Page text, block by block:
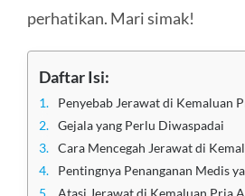
perhatikan. Mari simak!
Daftar Isi:
Penyebab Jerawat di Kemaluan
Gejala yang Perlu Diwaspadai
Cara Mencegah Jerawat di
Pentingnya Penanganan Medis
Atasi Jerawat di Kemaluan Pria Akibat